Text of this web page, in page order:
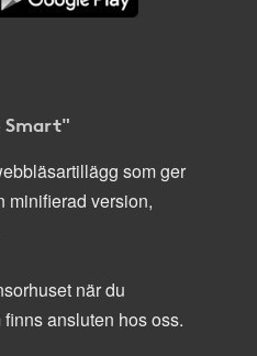
Smart"
som ger
minifierad version,
när du
ansluten hos oss.